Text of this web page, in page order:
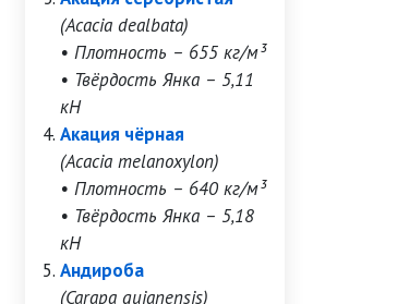
(Acacia dealbata)
• Плотность – 655 кг/м³
• Твёрдость Янка – 5,11
кН
Акация чёрная
(Acacia melanoxylon)
• Плотность – 640 кг/м³
• Твёрдость Янка – 5,18
кН
Андироба
(Carapa guianensis)